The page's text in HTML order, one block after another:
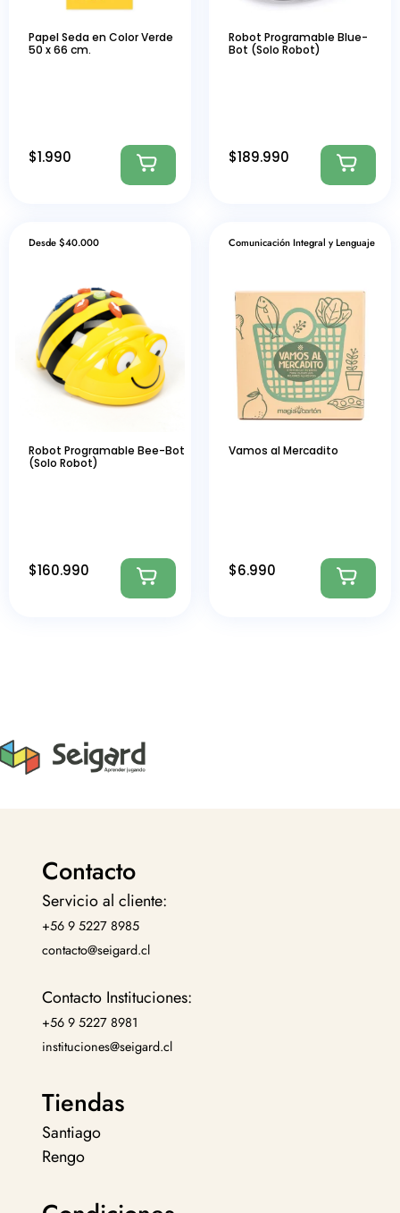
Papel Seda en Color Verde
50 x 66 cm.
$1.990
Robot Programable Blue-
Bot (Solo Robot)
$189.990
Desde $40.000
Robot Programable Bee-Bot
(Solo Robot)
$160.990
Comunicación Integral y Lenguaje
Vamos al Mercadito
$6.990
Contacto
Servicio al cliente:
+56 9 5227 8985
contacto@seigard.cl
Contacto Instituciones:
+56 9 5227 8981
instituciones@seigard.cl
Tiendas
Santiago
Rengo